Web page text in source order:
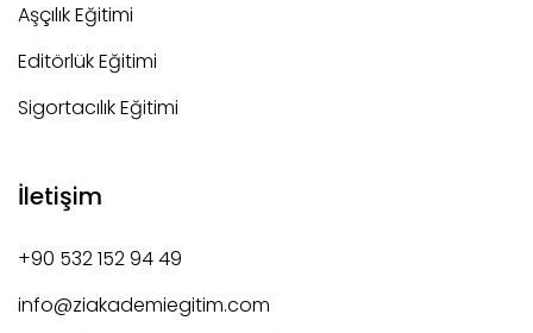
Aşçılık Eğitimi
Editörlük Eğitimi
Sigortacılık Eğitimi
İletişim
+90 532 152 94 49
info@ziakademiegitim.com